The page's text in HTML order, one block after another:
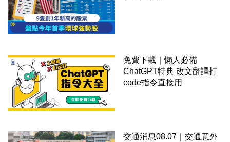
免費下載｜懶人必備
ChatGPT特典 改文翻譯打
code指令直接用
交通消息08.07｜交通意外